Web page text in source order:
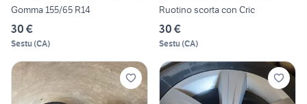
Gomma 155/65 R14
30 €
Sestu(CA)
Ruotino scorta con Cric
30 €
Sestu(CA)